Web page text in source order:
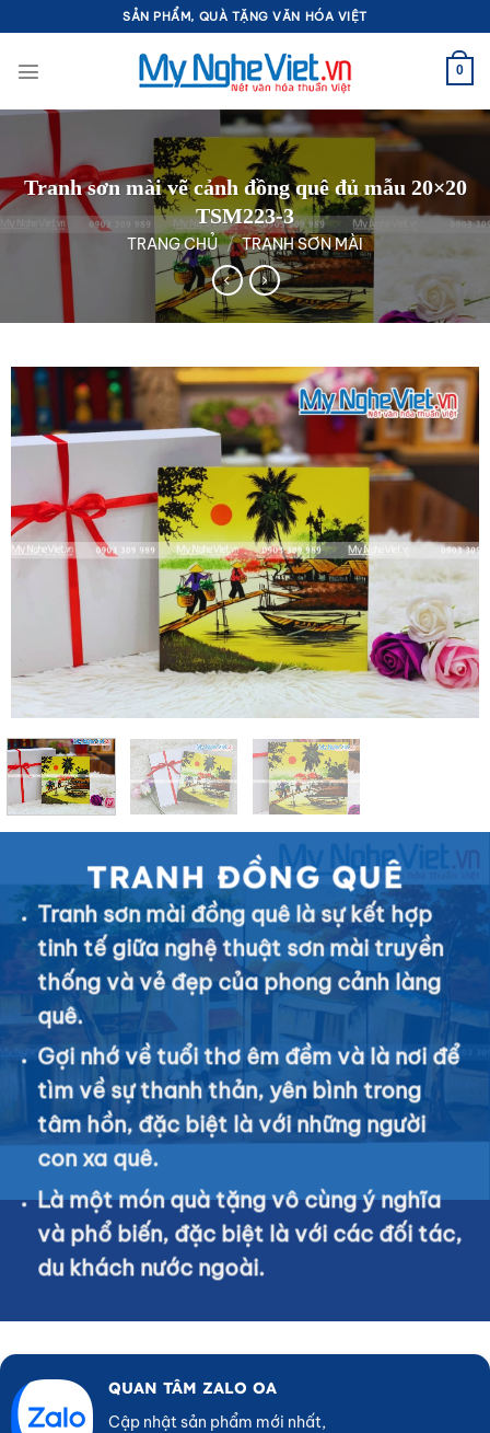
qua
nội
SẢN PHẨM, QUÀ TẶNG VĂN HÓA VIỆT
0
Tranh sơn mài vẽ cảnh đồng quê đủ mẫu 20×20
TSM223-3
TRANG CHỦ / TRANH SƠN MÀI
TRANH ĐỒNG QUÊ
Tranh sơn mài đồng quê là sự kết hợp
tinh tế giữa nghệ thuật sơn mài truyền
thống và vẻ đẹp của phong cảnh làng
quê.
Gợi nhớ về tuổi thơ êm đềm và là nơi để
tìm về sự thanh thản, yên bình trong
tâm hồn, đặc biệt là với những người
con xa quê.
Là một món quà tặng vô cùng ý nghĩa
và phổ biến, đặc biệt là với các đối tác,
du khách nước ngoài.
QUAN TÂM ZALO OA
Cập nhật sản phẩm mới nhất,